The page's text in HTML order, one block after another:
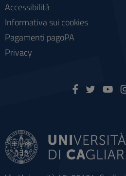
Accessibilità
Informativa sui cookies
Pagamenti pagoPA
Privacy